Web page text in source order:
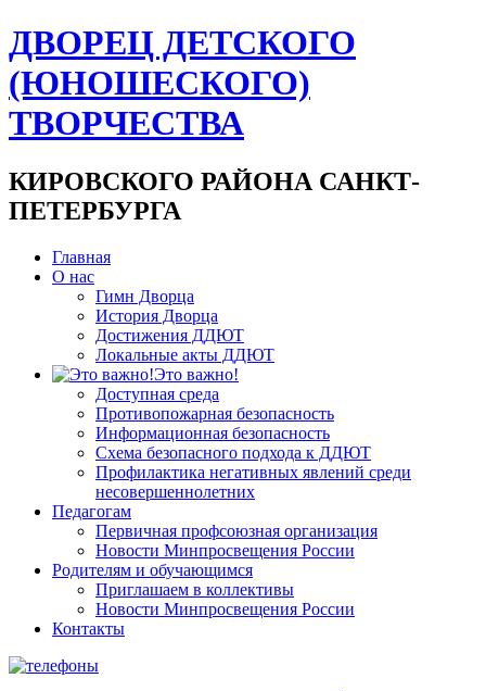
ДВОРЕЦ ДЕТСКОГО
(ЮНОШЕСКОГО)
ТВОРЧЕСТВА
КИРОВСКОГО РАЙОНА САНКТ-
ПЕТЕРБУРГА
Главная
О нас
Гимн Дворца
История Дворца
Достижения ДДЮТ
Локальные акты ДДЮТ
Это важно!
Доступная среда
Противопожарная безопасность
Информационная безопасность
Схема безопасного подхода к ДДЮТ
Профилактика негативных явлений среди
несовершеннолетних
Педагогам
Первичная профсоюзная организация
Новости Минпросвещения России
Родителям и обучающимся
Приглашаем в коллективы
Новости Минпросвещения России
Контакты